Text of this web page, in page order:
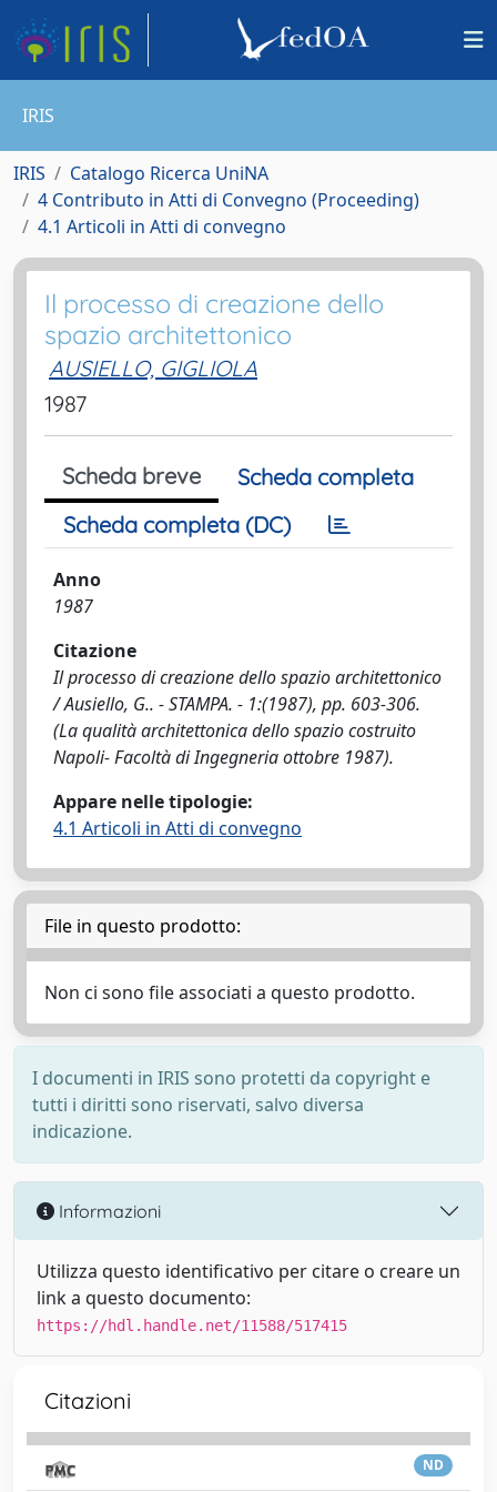
IRIS
IRIS
Catalogo Ricerca UniNA
4 Contributo in Atti di Convegno (Proceeding)
4.1 Articoli in Atti di convegno
Il processo di creazione dello
spazio architettonico
AUSIELLO, GIGLIOLA
1987
Scheda breve
Scheda completa
Scheda completa (DC)
Anno
1987
Citazione
Il processo di creazione dello spazio architettonico
/ Ausiello, G.. - STAMPA. - 1:(1987), pp. 603-306.
(La qualità architettonica dello spazio costruito
Napoli- Facoltà di Ingegneria ottobre 1987).
Appare nelle tipologie:
4.1 Articoli in Atti di convegno
File in questo prodotto:
Non ci sono file associati a questo prodotto.
I documenti in IRIS sono protetti da copyright e
tutti i diritti sono riservati, salvo diversa
indicazione.
Informazioni
Utilizza questo identificativo per citare o creare un
link a questo documento:
https://hdl.handle.net/11588/517415
Citazioni
ND